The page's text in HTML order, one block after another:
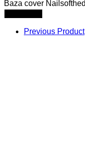
Baza cover
Previous Product